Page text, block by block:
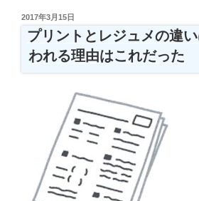
投
日:
2017年3月15日
プリントとレジュメの違
われる理由はこれだった